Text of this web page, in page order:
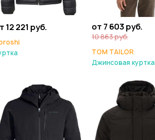
12 221 руб. от 7 603 руб.
10 863 руб.
TOM TAILOR
Джинсовая куртка